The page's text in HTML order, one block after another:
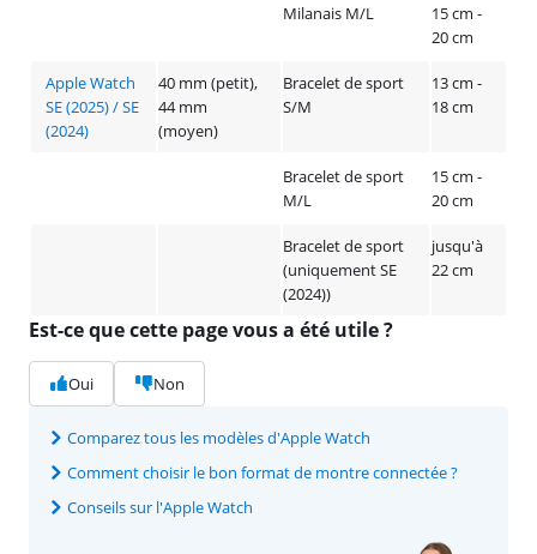
Milanais M/L
15 cm -
20 cm
Apple Watch
SE (2025) / SE
(2024)
40 mm (petit),
44 mm
(moyen)
Bracelet de sport
S/M
13 cm -
18 cm
Bracelet de sport
M/L
15 cm -
20 cm
Bracelet de sport
(uniquement SE
(2024))
jusqu'à
22 cm
Est-ce que cette page vous a été utile ?
Oui Non
Comparez tous les modèles d'Apple Watch
Comment choisir le bon format de montre connectée ?
Conseils sur l'Apple Watch